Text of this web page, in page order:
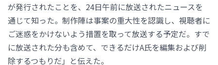
が発行されたことを、24日午前に放送されたニュースを
通じて知った。制作陣は事案の重大性を認識し、視聴者に
ご迷惑をかけないよう措置を取って放送する予定だ。すで
に放送された分も含めて、できるだけA氏を編集および削
除するつもりだ」と伝えた。